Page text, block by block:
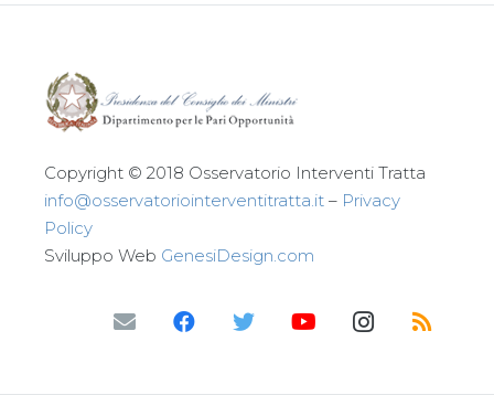
Copyright © 2018 Osservatorio Interventi Tratta
info@osservatoriointerventitratta.it – Privacy
Policy
Sviluppo Web GenesiDesign.com